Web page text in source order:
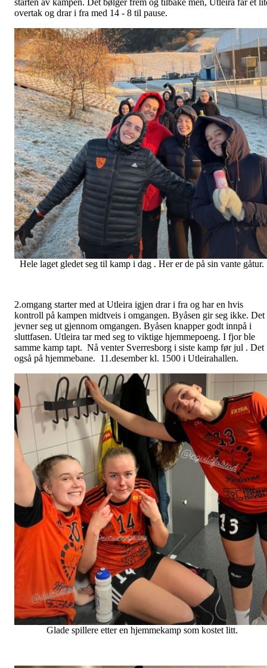
starten av kampen. Det bølger frem og tilbake men, Utleira får et
overtak og drar i fra med 14 - 8 til pause.
Hele laget gledet seg til kamp i dag . Her er de på sin vante gåtur.
2.omgang starter med at Utleira igjen drar i fra og har en hvis
kontroll på kampen midtveis i omgangen. Byåsen gir seg ikke. Det
jevner seg ut gjennom omgangen. Byåsen knapper godt innpå i
sluttfasen. Utleira tar med seg to viktige hjemmepoeng. I fjor ble
samme kamp tapt. Nå venter Sverresborg i siste kamp før jul . Det
også på hjemmebane. 11.desember kl. 1500 i Utleirahallen.
Glade spillere etter en hjemmekamp som kostet litt.